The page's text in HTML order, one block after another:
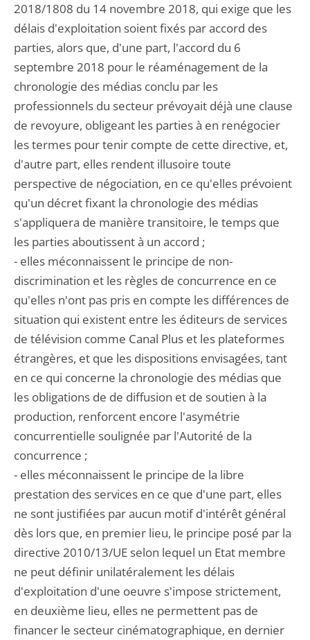
2018/1808 du 14 novembre 2018, qui exige que les
délais d'exploitation soient fixés par accord des
parties, alors que, d'une part, l'accord du 6
septembre 2018 pour le réaménagement de la
chronologie des médias conclu par les
professionnels du secteur prévoyait déjà une clause
de revoyure, obligeant les parties à en renégocier
les termes pour tenir compte de cette directive, et,
d'autre part, elles rendent illusoire toute
perspective de négociation, en ce qu'elles prévoient
qu'un décret fixant la chronologie des médias
s'appliquera de manière transitoire, le temps que
les parties aboutissent à un accord ;
- elles méconnaissent le principe de non-
discrimination et les règles de concurrence en ce
qu'elles n'ont pas pris en compte les différences de
situation qui existent entre les éditeurs de services
de télévision comme Canal Plus et les plateformes
étrangères, et que les dispositions envisagées, tant
en ce qui concerne la chronologie des médias que
les obligations de de diffusion et de soutien à la
production, renforcent encore l'asymétrie
concurrentielle soulignée par l'Autorité de la
concurrence ;
- elles méconnaissent le principe de la libre
prestation des services en ce que d'une part, elles
ne sont justifiées par aucun motif d'intérêt général
dès lors que, en premier lieu, le principe posé par la
directive 2010/13/UE selon lequel un Etat membre
ne peut définir unilatéralement les délais
d'exploitation d'une oeuvre s'impose strictement,
en deuxième lieu, elles ne permettent pas de
financer le secteur cinématographique, en dernier